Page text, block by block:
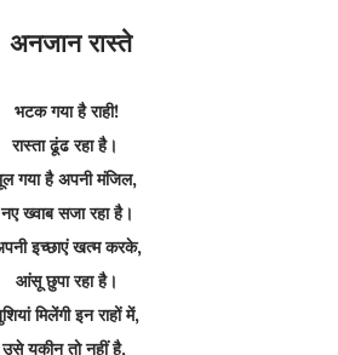
अनजान रास्ते
भटक गया है राही!
रास्ता ढूंढ रहा है।
भूल गया है अपनी मंजिल,
नए ख्वाब सजा रहा है।
अपनी इच्छाएं खत्म करके,
आंसू छुपा रहा है।
खुशियां मिलेंगी इन राहों में,
उसे यकीन तो नहीं है,